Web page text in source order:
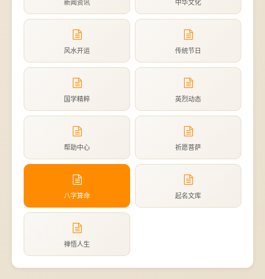
新闻资讯 中华文化
风水开运 传统节日
国学精粹 英烈动态
帮助中心 祈愿菩萨
八字算命 起名文库
禅悟人生